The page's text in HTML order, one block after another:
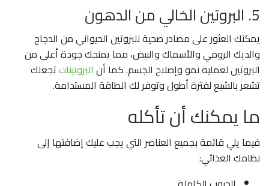
5. البروتين الخالي من الدهون
يمكنك العثور على مصادر صحية للبروتين الحيواني من الدجاج
والديك الرومي والأسماك والبيض، مما يمنحك جودة أعلى من
البروتين لعملية نمو وإصلاح الجسم. كما أن البروتيناتتجعلك
تشعر بالشبع لفترة أطول وتوفر لك الطاقة المستدامة.
ما يمكنك أن تأكله
فيما يلي قائمة بجميع العناصر التي يجب عليك إضافتها إلى
نظامك الغذائي: